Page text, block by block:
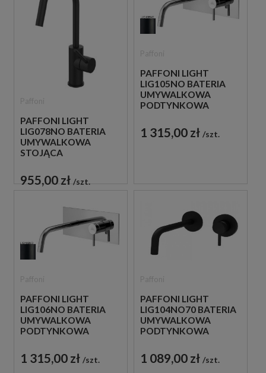
PAFFONI LIGHT
LIG078NO BATERIA
UMYWALKOWA
STOJĄCA
CZARNA
955,00 zł szt.
PAFFONI LIGHT
LIG105NO BATERIA
UMYWALKOWA
PODTYNKOWA
CZARNA
1 315,00 zł szt.
PAFFONI LIGHT
LIG106NO BATERIA
UMYWALKOWA
PODTYNKOWA
CZARNA
1 315,00 zł szt.
PAFFONI LIGHT
LIG104NO70 BATERIA
UMYWALKOWA
PODTYNKOWA
CZARNA
1 089,00 zł szt.